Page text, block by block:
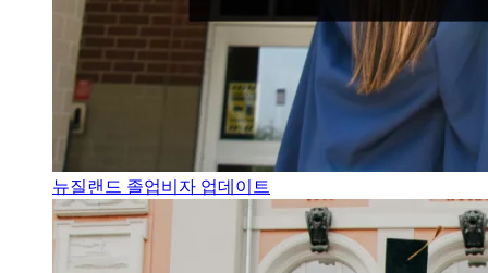
뉴질랜드 졸업비자 업데이트